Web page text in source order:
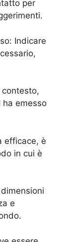
per
Indicare
ha emesso
efficace, è
in cui è
e